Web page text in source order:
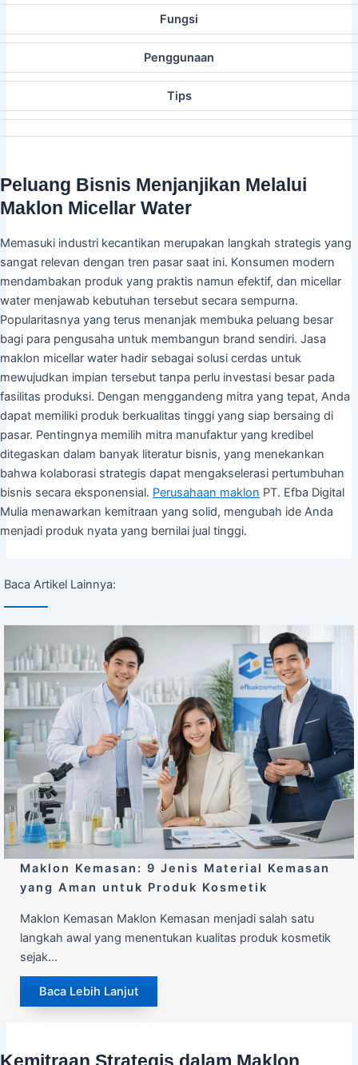
Fungsi
Penggunaan
Tips
Peluang Bisnis Menjanjikan Melalui
Maklon Micellar Water
Memasuki industri kecantikan merupakan langkah strategis yang
sangat relevan dengan tren pasar saat ini. Konsumen modern
mendambakan produk yang praktis namun efektif, dan micellar
water menjawab kebutuhan tersebut secara sempurna.
Popularitasnya yang terus menanjak membuka peluang besar
bagi para pengusaha untuk membangun brand sendiri. Jasa
maklon micellar water hadir sebagai solusi cerdas untuk
mewujudkan impian tersebut tanpa perlu investasi besar pada
fasilitas produksi. Dengan menggandeng mitra yang tepat, Anda
dapat memiliki produk berkualitas tinggi yang siap bersaing di
pasar. Pentingnya memilih mitra manufaktur yang kredibel
ditegaskan dalam banyak literatur bisnis, yang menekankan
bahwa kolaborasi strategis dapat mengakselerasi pertumbuhan
bisnis secara eksponensial. Perusahaan maklon PT. Efba Digital
Mulia menawarkan kemitraan yang solid, mengubah ide Anda
menjadi produk nyata yang bernilai jual tinggi.
Baca Artikel Lainnya:
Maklon Kemasan: 9 Jenis Material Kemasan
yang Aman untuk Produk Kosmetik
Maklon Kemasan Maklon Kemasan menjadi salah satu
langkah awal yang menentukan kualitas produk kosmetik
sejak…
Baca Lebih Lanjut